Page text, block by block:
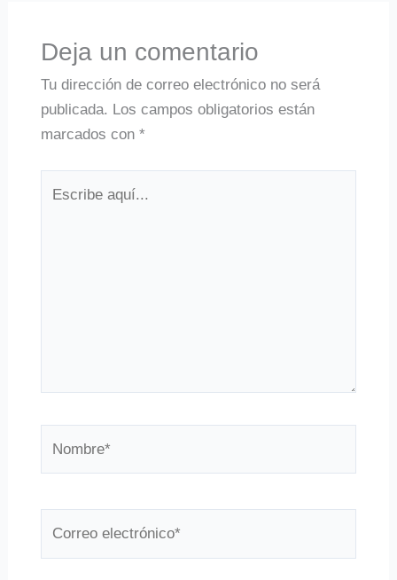
Deja un comentario
Tu dirección de correo electrónico no será
publicada. Los campos obligatorios están
marcados con *